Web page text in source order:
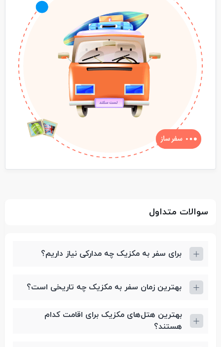
سوالات متداول
برای سفر به مکزیک چه مدارکی نیاز داریم؟
بهترین زمان سفر به مکزیک چه تاریخی است؟
بهترین هتل‌های مکزیک برای اقامت کدام
هستند؟